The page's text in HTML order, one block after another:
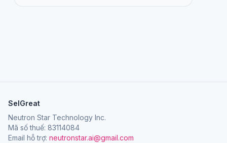
SelGreat
Neutron Star Technology Inc.
Mã số thuế: 83114084
Email hỗ trợ: neutronstar.ai@gmail.com